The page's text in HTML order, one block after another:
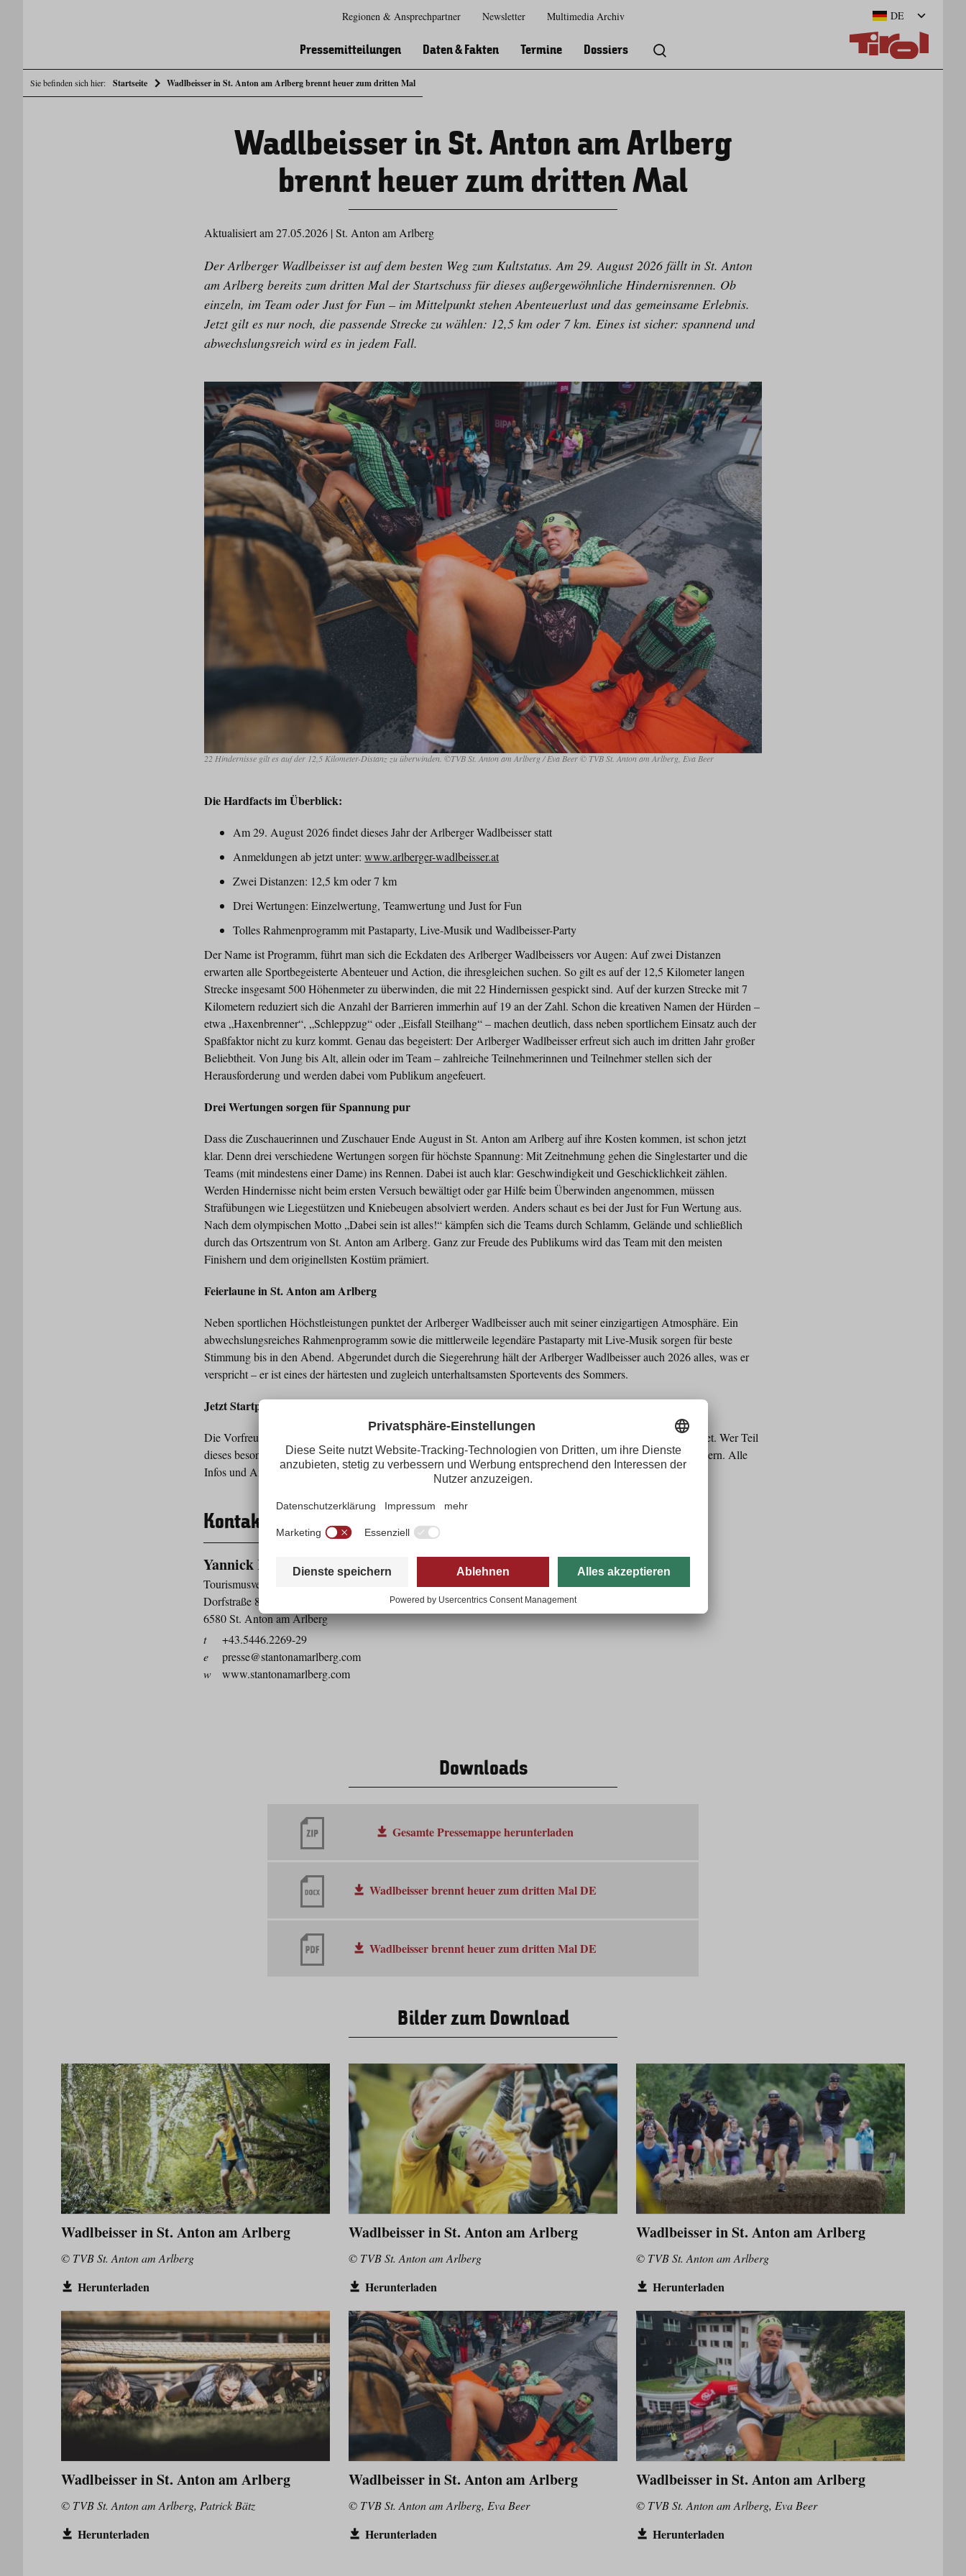
Sie befinden sich hier: Startseite Wadlbeisser in St. Anton am Arlberg brennt heuer zum dritten Mal
Zur
Zur
Zum
Zum
DE
Pressemitteilungen Daten & Fakten Termine Dossiers
Regionen & Ansprechpartner Newsletter Multimedia Archiv
Wadlbeisser in St. Anton am Arlberg
brennt heuer zum dritten Mal
Aktualisiert am 27.05.2026 |St. Anton am Arlberg
Der Arlberger Wadlbeisser ist auf dem besten Weg zum Kultstatus. Am 29. August 2026 fällt in St. Anton
am Arlberg bereits zum dritten Mal der Startschuss für dieses außergewöhnliche Hindernisrennen. Ob
einzeln, im Team oder Just for Fun – im Mittelpunkt stehen Abenteuerlust und das gemeinsame Erlebnis.
Jetzt gilt es nur noch, die passende Strecke zu wählen: 12,5 km oder 7 km. Eines ist sicher: spannend und
abwechslungsreich wird es in jedem Fall.
22 Hindernisse gilt es auf der 12,5 Kilometer-Distanz zu überwinden. ©TVB St. Anton am Arlberg / Eva Beer © TVB St. Anton am Arlberg, Eva Beer
Die Hardfacts im Überblick:
Am 29. August 2026 findet dieses Jahr der Arlberger Wadlbeisser statt
Anmeldungen ab jetzt unter:www.arlberger-wadlbeisser.at
Zwei Distanzen: 12,5 km oder 7 km
Drei Wertungen: Einzelwertung, Teamwertung und Just for Fun
Tolles Rahmenprogramm mit Pastaparty, Live-Musik und Wadlbeisser-Party
Der Name ist Programm, führt man sich die Eckdaten des Arlberger Wadlbeissers vor Augen: Auf zwei Distanzen
erwarten alle Sportbegeisterte Abenteuer und Action, die ihresgleichen suchen. So gilt es auf der 12,5 Kilometer langen
Strecke insgesamt 500 Höhenmeter zu überwinden, die mit 22 Hindernissen gespickt sind. Auf der kurzen Strecke mit 7
Kilometern reduziert sich die Anzahl der Barrieren immerhin auf 19 an der Zahl. Schon die kreativen Namen der Hürden –
etwa „Haxenbrenner“, „Schleppzug“ oder „Eisfall Steilhang“ – machen deutlich, dass neben sportlichem Einsatz auch der
Spaßfaktor nicht zu kurz kommt. Genau das begeistert: Der Arlberger Wadlbeisser erfreut sich auch im dritten Jahr großer
Beliebtheit. Von Jung bis Alt, allein oder im Team – zahlreiche Teilnehmerinnen und Teilnehmer stellen sich der
Herausforderung und werden dabei vom Publikum angefeuert.
Drei Wertungen sorgen für Spannung pur
Dass die Zuschauerinnen und Zuschauer Ende August in St. Anton am Arlberg auf ihre Kosten kommen, ist schon jetzt
klar. Denn drei verschiedene Wertungen sorgen für höchste Spannung: Mit Zeitnehmung gehen die Singlestarter und die
Teams (mit mindestens einer Dame) ins Rennen. Dabei ist auch klar: Geschwindigkeit und Geschicklichkeit zählen.
Werden Hindernisse nicht beim ersten Versuch bewältigt oder gar Hilfe beim Überwinden angenommen, müssen
Strafübungen wie Liegestützen und Kniebeugen absolviert werden. Anders schaut es bei der Just for Fun Wertung aus.
Nach dem olympischen Motto „Dabei sein ist alles!“ kämpfen sich die Teams durch Schlamm, Gelände und schließlich
durch das Ortszentrum von St. Anton am Arlberg. Ganz zur Freude des Publikums wird das Team mit den meisten
Finishern und dem originellsten Kostüm prämiert.
Feierlaune in St. Anton am Arlberg
Neben sportlichen Höchstleistungen punktet der Arlberger Wadlbeisser auch mit seiner einzigartigen Atmosphäre. Ein
abwechslungsreiches Rahmenprogramm sowie die mittlerweile legendäre Pastaparty mit Live-Musik sorgen für beste
Stimmung bis in den Abend. Abgerundet durch die Siegerehrung hält der Arlberger Wadlbeisser auch 2026 alles, was er
verspricht – er ist eines der härtesten und zugleich unterhaltsamsten Sportevents des Sommers.
Jetzt Startplatz sichern und dabei sein
Die Vorfreude auf den Arlberger Wadlbeisser am 29. August 2026 ist groß – viele haben sich bereits angemeldet. Wer Teil
dieses besonderen Hindernisrennens in St. Anton am Arlberg sein möchte, sollte sich jetzt seinen Startplatz sichern. Alle
Infos und Anmeldung unter:www.arlberger-wadlbeisser.at
Kontakt
Yannick Rumler
Tourismusverband St. Anton am Arlberg
Dorfstraße 8
6580 St. Anton am Arlberg
t
+43.5446.2269-29
e
presse@stantonamarlberg.com
w
www.stantonamarlberg.com
Downloads
Gesamte Pressemappe herunterladen
Wadlbeisser brennt heuer zum dritten Mal DE
Wadlbeisser brennt heuer zum dritten Mal DE
Bilder zum Download
Wadlbeisser in St. Anton am Arlberg
© TVB St. Anton am Arlberg
Herunterladen
Wadlbeisser in St. Anton am Arlberg
© TVB St. Anton am Arlberg
Herunterladen
Wadlbeisser in St. Anton am Arlberg
© TVB St. Anton am Arlberg
Herunterladen
Wadlbeisser in St. Anton am Arlberg
© TVB St. Anton am Arlberg, Patrick Bätz
Herunterladen
Wadlbeisser in St. Anton am Arlberg
© TVB St. Anton am Arlberg, Eva Beer
Herunterladen
Wadlbeisser in St. Anton am Arlberg
© TVB St. Anton am Arlberg, Eva Beer
Herunterladen